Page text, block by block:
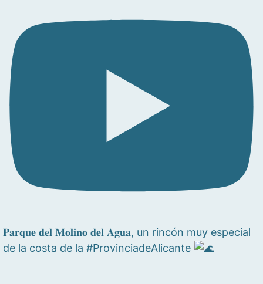
𝐏𝐚𝐫𝐪𝐮𝐞 𝐝𝐞𝐥 𝐌𝐨𝐥𝐢𝐧𝐨 𝐝𝐞𝐥 𝐀𝐠𝐮𝐚, un rincón muy especial
de la costa de la #ProvinciadeAlicante